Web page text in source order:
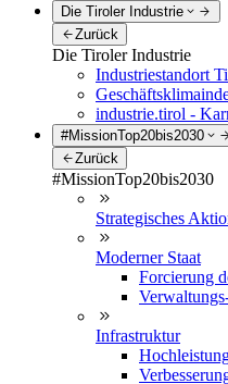
Die Tiroler Industrie
Zurück
Die Tiroler Industrie
Industriestandort
industrie.tirol -
#MissionTop20bis2030
Zurück
#MissionTop20bis2030
Strategisches
Moderner Staat
Forcierung
Infrastruktur